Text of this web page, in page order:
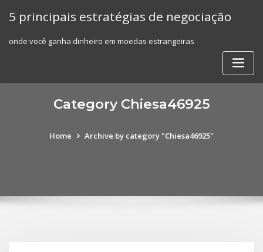
5 principais estratégias de negociação
onde você ganha dinheiro em moedas estrangeiras
Category Chiesa46925
Home Archive by category "Chiesa46925"